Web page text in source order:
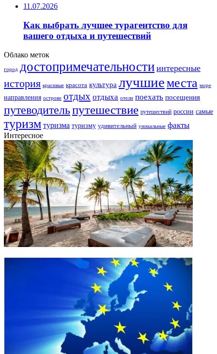
11.07.2026
Как выбрать лучшее турагентство для
вашего отдыха и путешествий
Облако меток
город достопримечательности интересные
история красивые красота культура лучшиеместа море
направления острове отдых отдыха отели поехать посещения
путеводительпутешествие путешествий россии самые
туризм туризма туризму удивительный уникальные факты
Интересное